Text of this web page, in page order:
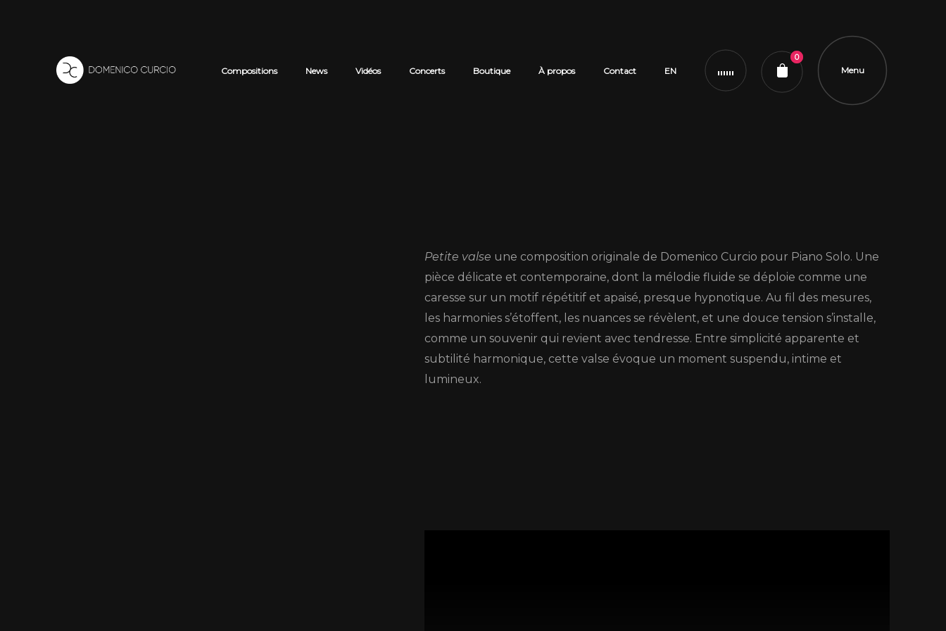
Compositions News Vidéos Concerts Boutique À propos Contact EN
0
Menu
Petite Valse
Petite valse une composition originale de Domenico Curcio pour Piano Solo. Une
pièce délicate et contemporaine, dont la mélodie fluide se déploie comme une
caresse sur un motif répétitif et apaisé, presque hypnotique. Au fil des mesures,
les harmonies s’étoffent, les nuances se révèlent, et une douce tension s’installe,
comme un souvenir qui revient avec tendresse. Entre simplicité apparente et
subtilité harmonique, cette valse évoque un moment suspendu, intime et
lumineux.